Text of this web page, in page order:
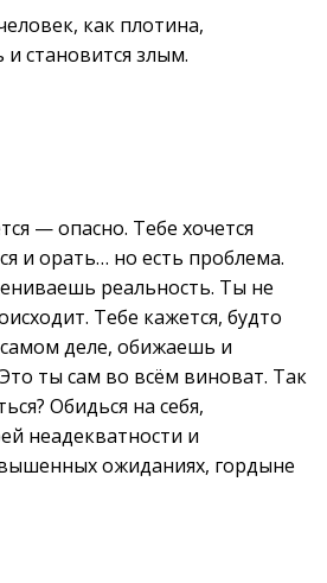
как плотина,
и становится злым.
— опасно. Тебе хочется
и орать… но есть проблема.
реальность. Ты не
Тебе кажется, будто
деле, обижаешь и
ты сам во всём виноват. Так
Обидься на себя,
неадекватности и
ожиданиях, гордыне